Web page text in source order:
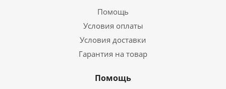
Помощь
Условия оплаты
Условия доставки
Гарантия на товар
Помощь